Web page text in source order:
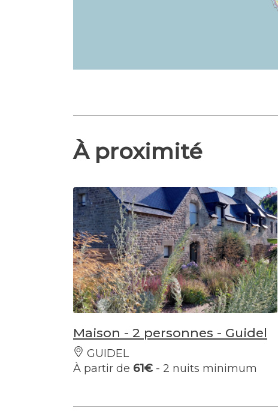
À proximité
Maison - 2 personnes - Guidel
GUIDEL
À partir de 61€ - 2 nuits minimum